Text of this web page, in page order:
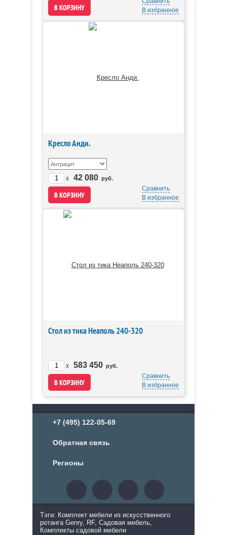
В избранное
Кресло Анди.
x 42 080 руб.
Сравнить
В избранное
Стол из тика Неаполь 240-320
x 583 450 руб.
Сравнить
В избранное
+7 (495) 122-05-69
Обратная связь
Регионы
Тэги: Комплект мебели из искусственного
ротанга Genry, RF, Садовая мебель,
Комплекты садовой мебели